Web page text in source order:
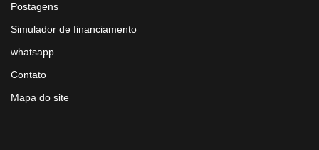
Postagens
Simulador de financiamento
whatsapp
Contato
Mapa do site